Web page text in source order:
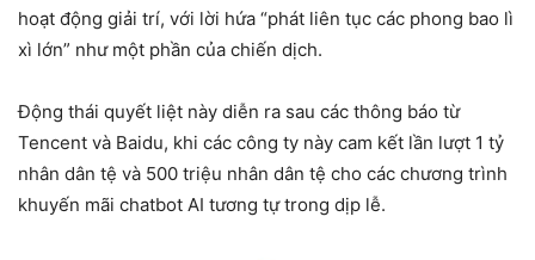
hoạt động giải trí, với lời hứa “phát liên tục các phong bao lì
xì lớn” như một phần của chiến dịch.
Động thái quyết liệt này diễn ra sau các thông báo từ
Tencent và Baidu, khi các công ty này cam kết lần lượt 1 tỷ
nhân dân tệ và 500 triệu nhân dân tệ cho các chương trình
khuyến mãi chatbot AI tương tự trong dịp lễ.